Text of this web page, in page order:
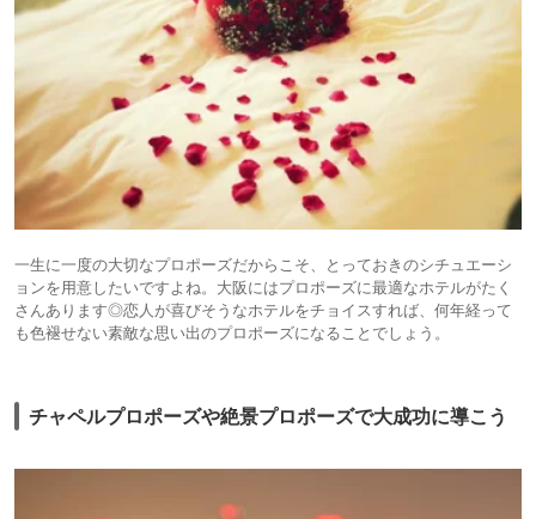
一生に一度の大切なプロポーズだからこそ、とっておきのシチュエーシ
ョンを用意したいですよね。大阪にはプロポーズに最適なホテルがたく
さんあります◎恋人が喜びそうなホテルをチョイスすれば、何年経って
も色褪せない素敵な思い出のプロポーズになることでしょう。
チャペルプロポーズや絶景プロポーズで大成功に導こう